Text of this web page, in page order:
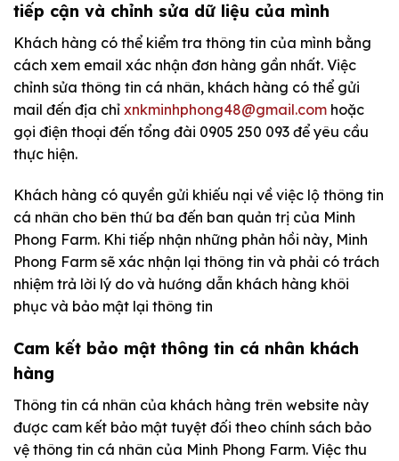
tiếp cận và chỉnh sửa dữ liệu của mình
Khách hàng có thể kiểm tra thông tin của mình bằng
cách xem email xác nhận đơn hàng gần nhất. Việc
chỉnh sửa thông tin cá nhân, khách hàng có thể gửi
mail đến địa chỉ xnkminhphong48@gmail.com hoặc
gọi điện thoại đến tổng đài 0905 250 093 để yêu cầu
thực hiện.
Khách hàng có quyền gửi khiếu nại về việc lộ thông tin
cá nhân cho bên thứ ba đến ban quản trị của Minh
Phong Farm. Khi tiếp nhận những phản hồi này, Minh
Phong Farm sẽ xác nhận lại thông tin và phải có trách
nhiệm trả lời lý do và hướng dẫn khách hàng khôi
phục và bảo mật lại thông tin
Cam kết bảo mật thông tin cá nhân khách
hàng
Thông tin cá nhân của khách hàng trên website này
được cam kết bảo mật tuyệt đối theo chính sách bảo
vệ thông tin cá nhân của Minh Phong Farm. Việc thu